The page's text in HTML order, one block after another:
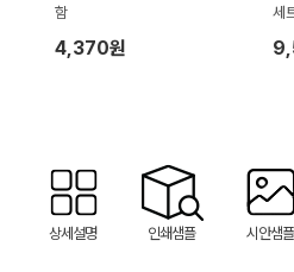
함
4,370원
세
라
상세설명 인쇄샘플 시안샘플